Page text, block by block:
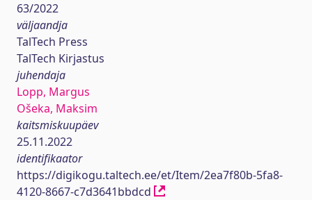
63/2022
väljaandja
TalTech Press
TalTech Kirjastus
juhendaja
Lopp, Margus
Ošeka, Maksim
kaitsmiskuupäev
25.11.2022
identifikaator
https://digikogu.taltech.ee/et/Item/2ea7f80b-5fa8-
4120-8667-c7d3641bbdcd